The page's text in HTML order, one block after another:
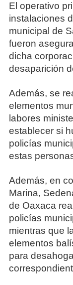
El operativo
instalaciones
municipal de
fueron
dicha
desaparición
Además, se
elementos
labores
establecer si
policías
estas
Además, en
Marina,
de Oaxaca
policías
mientras que
elementos
para